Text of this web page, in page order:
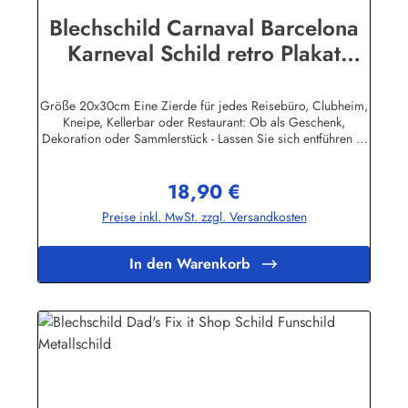
Blechschild Carnaval Barcelona
Karneval Schild retro Plakat
Größe 20x30cm Eine Zierde für jedes Reisebüro, Clubheim,
Kneipe, Kellerbar oder Restaurant: Ob als Geschenk,
Dekoration oder Sammlerstück - Lassen Sie sich entführen in
Sie sich und Ihren Freunden eine dekorative Erinnerung an
die gute alte Zeit! Unsere Blechschilder sind in Super-Qualität
aus hochwertigem Metall (Stahlblech) gefertigt. Die
Lebensdauer ist damit garantiert. Wir verkaufen nur original
lizensierte Werbeschilder. Nicht jeder Hersteller oder
Veranstalter hat seine Metallschilder zum öffentlichen Verkauf
Industrie BPPM GmbHPorschestr. 921423 Winsen
(Luhe)info@heartofireland.eu
Regulärer Preis:
18,90 €
Preise inkl. MwSt. zzgl. Versandkosten
In den Warenkorb